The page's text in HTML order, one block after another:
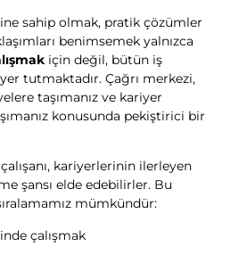
sahip olmak, pratik çözümler
benimsemek yalnızca
için değil, bütün iş
tutmaktadır. Çağrı merkezi,
taşımanız ve kariyer
konusunda pekiştirici bir
kariyerlerinin ilerleyen
şansı elde edebilirler. Bu
mümkündür:
çalışmak